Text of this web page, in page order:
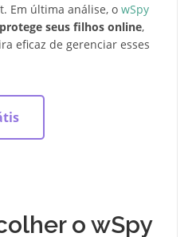
Em última análise, o wSpy
protege seus filhos online,
eficaz de gerenciar esses
o wSpy